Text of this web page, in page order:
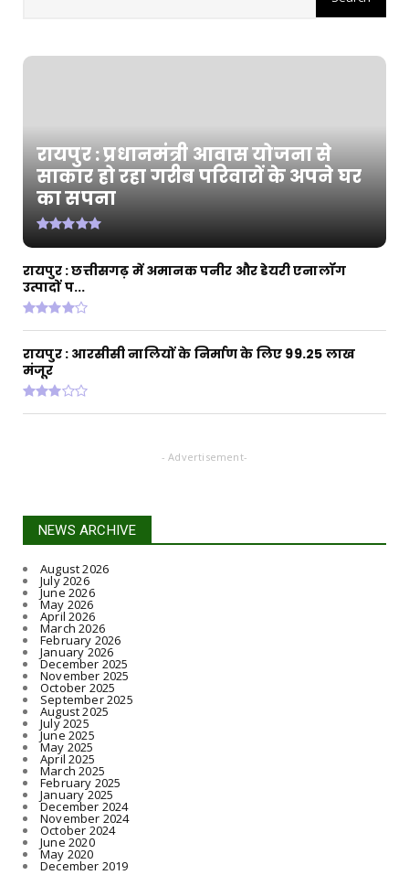
CHHATTISGARH
रायपुर : जल जीवन मिशन से बदली जारामोंगिया की
CHHATTISGARH
रायपुर : आत्मसमर्पित 66 नक्सलियों को 6.60 करोड़
रायपुर : प्रधानमंत्री आवास योजना से
साकार हो रहा गरीब परिवारों के अपने घर
का सपना
रायपुर : छत्तीसगढ़ में अमानक पनीर और डेयरी एनालॉग
उत्पादों प...
रायपुर : आरसीसी नालियों के निर्माण के लिए 99.25 लाख
मंजूर
- Advertisement-
NEWS ARCHIVE
August 2026
July 2026
June 2026
May 2026
April 2026
March 2026
February 2026
January 2026
December 2025
November 2025
October 2025
September 2025
August 2025
July 2025
June 2025
May 2025
April 2025
March 2025
February 2025
January 2025
December 2024
November 2024
October 2024
June 2020
May 2020
December 2019